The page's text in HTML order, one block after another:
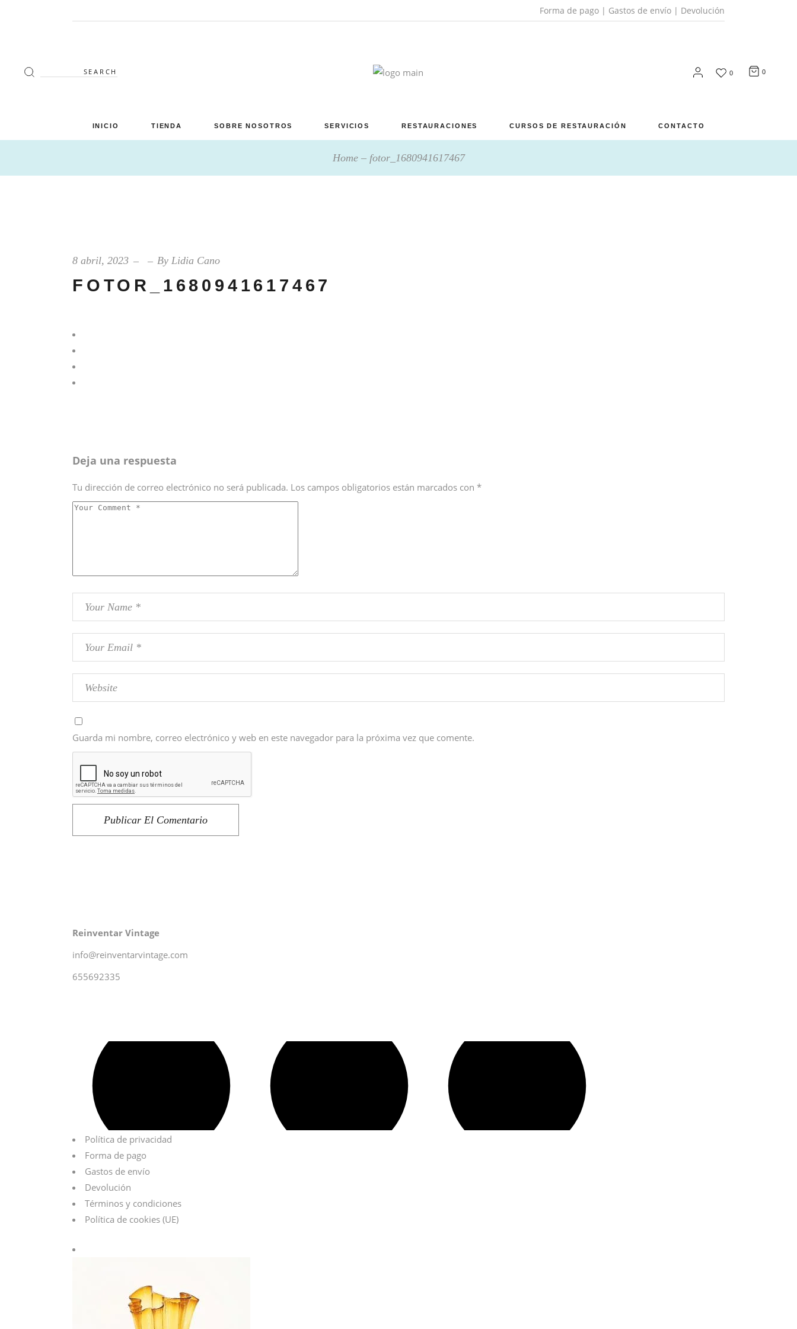
Forma de pago | Gastos de envío | Devolución
Search
for: 0 0
INICIO TIENDA
Verano en tu terraza
SOBRE NOSOTROS SERVICIOS RESTAURACIONES CURSOS DE RESTAURACIÓN CONTACTO
Home fotor_1680941617467
8 abril, 2023 By Lidia Cano
FOTOR_1680941617467
Deja una respuesta
Tu dirección de correo electrónico no será publicada. Los campos obligatorios están marcados con *
Guarda mi nombre, correo electrónico y web en este navegador para la próxima vez que comente.
Publicar El Comentario
Reinventar Vintage
info@reinventarvintage.com
655692335
Política de privacidad
Forma de pago
Gastos de envío
Devolución
Términos y condiciones
Política de cookies (UE)